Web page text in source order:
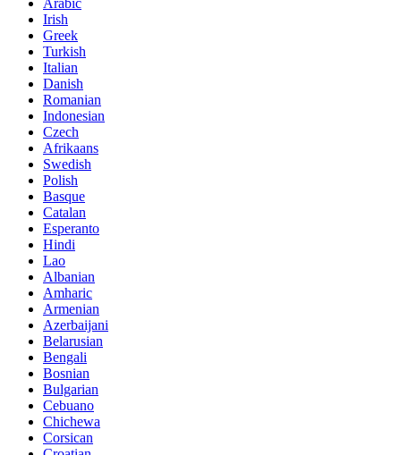
Irish
Greek
Turkish
Italian
Danish
Romanian
Indonesian
Czech
Afrikaans
Swedish
Polish
Basque
Catalan
Esperanto
Hindi
Lao
Albanian
Amharic
Armenian
Azerbaijani
Belarusian
Bengali
Bosnian
Bulgarian
Cebuano
Chichewa
Corsican